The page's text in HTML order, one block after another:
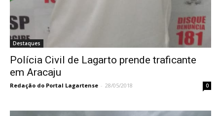
Destaques
Polícia Civil de Lagarto prende traficante
em Aracaju
Redação do Portal Lagartense - 28/05/2018 0